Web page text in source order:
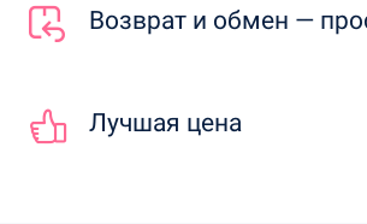
Возврат и обмен —
Лучшая цена